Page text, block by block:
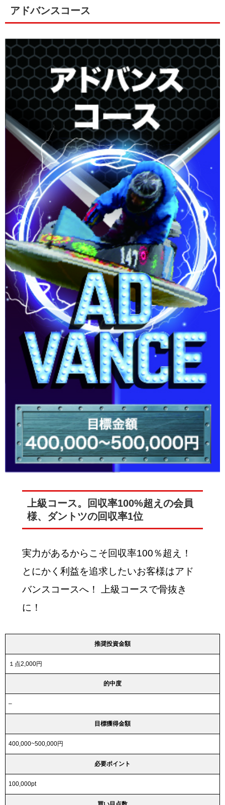
アドバンスコース
上級コース。回収率100%超えの会員
様、ダントツの回収率1位
実力があるからこそ回収率100％超え！
とにかく利益を追求したいお客様はアド
バンスコースへ！ 上級コースで骨抜き
に！
推奨投資金額
１点2,000円
的中度
–
目標獲得金額
400,000~500,000円
必要ポイント
100,000pt